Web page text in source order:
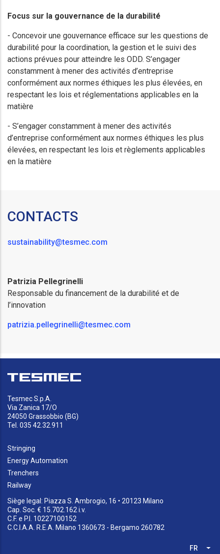
Focus sur la gouvernance de la durabilité
- Concevoir une gouvernance efficace sur les questions de
durabilité pour la coordination, la gestion et le suivi des
actions prévues pour atteindre les ODD. S’engager
constamment à mener des activités d’entreprise
conformément aux normes éthiques les plus élevées, en
respectant les lois et réglementations applicables en la
matière
- S’engager constamment à mener des activités
d’entreprise conformément aux normes éthiques les plus
élevées, en respectant les lois et règlements applicables
en la matière
CONTACTS
sustainability@tesmec.com
Patrizia Pellegrinelli
Responsable du financement de la durabilité et de
l’innovation
patrizia.pellegrinelli@tesmec.com
Tesmec S.p.A.
Via Zanica 17/O
24050 Grassobbio (BG)
Tel. 035 42.32.911
Stringing
Energy Automation
Trenchers
Railway
Siège legal: Piazza S. Ambrogio, 16 • 20123 Milano
Cap. Soc. € 15.702.162 i.v.
C.F. e P.I. 10227100152
C.C.I.A.A. R.E.A. Milano 1360673 - Bergamo 260782
FR